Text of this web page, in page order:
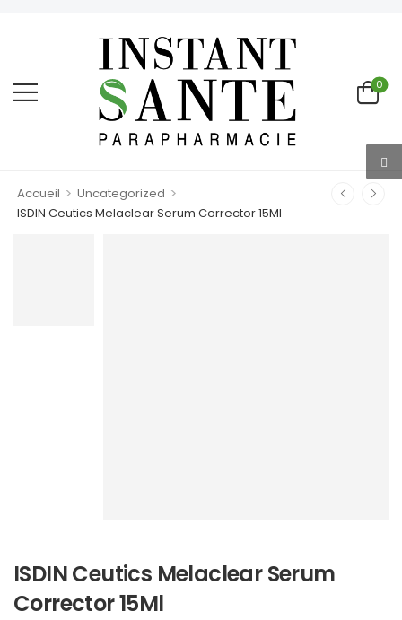
0
Accueil > Uncategorized >
ISDIN Ceutics Melaclear Serum Corrector 15Ml
ISDIN Ceutics Melaclear Serum
Corrector 15Ml